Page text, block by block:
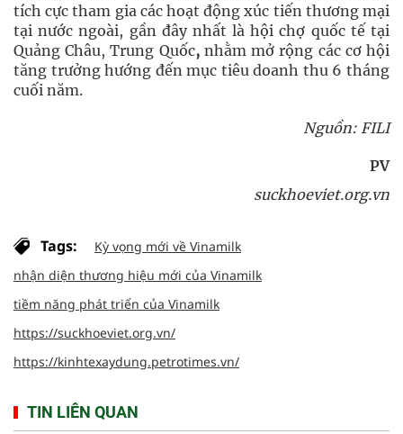
tích cực tham gia các hoạt động xúc tiến thương mại
tại nước ngoài, gần đây nhất là hội chợ quốc tế tại
Quảng Châu, Trung Quốc, nhằm mở rộng các cơ hội
tăng trưởng hướng đến mục tiêu doanh thu 6 tháng
cuối năm.
Nguồn: FILI
PV
suckhoeviet.org.vn
Tags:
Kỳ vọng mới về Vinamilk
nhận diện thương hiệu mới của Vinamilk
tiềm năng phát triển của Vinamilk
https://suckhoeviet.org.vn/
https://kinhtexaydung.petrotimes.vn/
TIN LIÊN QUAN